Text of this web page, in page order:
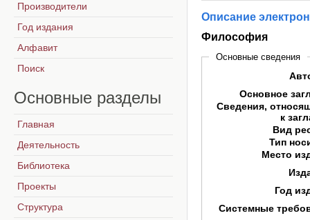
Описание
Философия
Основные сведения
Основное
Сведения,
к
Вид
Тип
Место
Год
Системные
Производители
Год издания
Алфавит
Поиск
Основные разделы
Главная
Деятельность
Библиотека
Проекты
Структура